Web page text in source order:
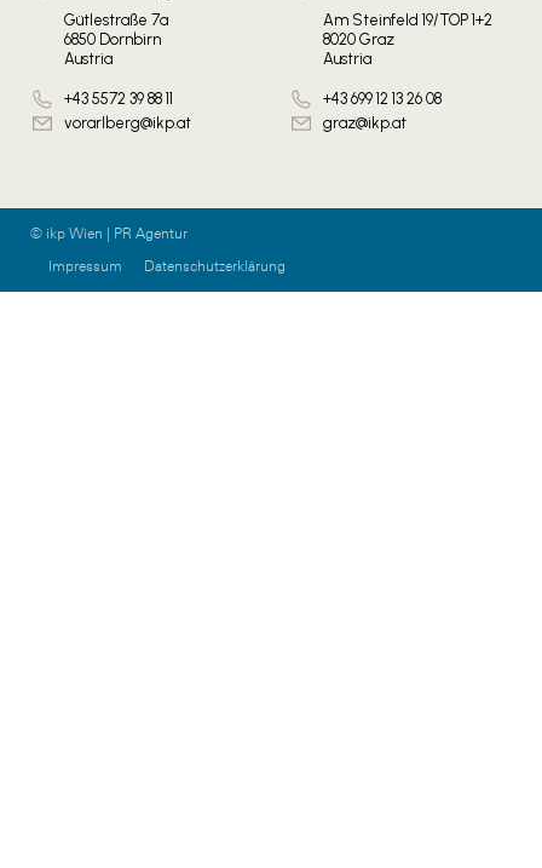
Gütlestraße 7a
6850 Dornbirn
Austria
+43 5572 39 88 11
vorarlberg@ikp.at
Am Steinfeld 19/TOP 1+2
8020 Graz
Austria
+43 699 12 13 26 08
graz@ikp.at
© ikp Wien | PR Agentur
Impressum
Datenschutzerklärung